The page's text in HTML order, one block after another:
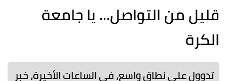
قليل من التواصل... يا جامعة
الكرة
تدوول على نطاق واسع، في الساعات الأخيرة، خبر